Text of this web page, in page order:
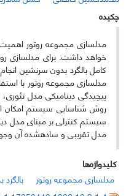
چکیده
مدلسازی مجموعه روتور اهمیت
خواهد داشت. برای مدلسازی
کامل بالگرد بدون سرنشین
مدلسازی مجموعه روتور با استفاده از
پیچیدگی دینامیکی مدل
روش­ شناسایی سیستم امکان
سیستم کنترلی بر مبنای مدل
مدل تقریبی و ساده­شده آن
کلیدواژه‌ها
مدلسازی مجموعه روتور